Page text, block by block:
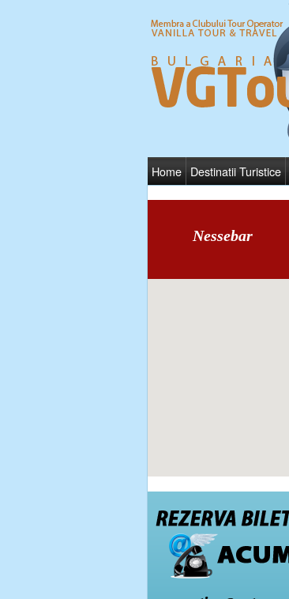
Home Destinatii Turistice
Nessebar